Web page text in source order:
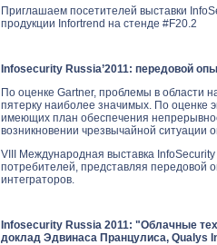
Приглашаем посетителей выставки
продукции Infortrend на стенде #F20.2
Infosecurity Russia’2011: передовой
По оценке Gartner, проблемы в области
пятерку наиболее значимых. По оценке
имеющих план обеспечения
возникновении чрезвычайной ситуации
VIII Международная выставка
потребителей, представляя передовой
интеграторов.
Infosecurity Russia 2011: "Облачные
доклад Эдвинаса Пранцулиса, Qualys